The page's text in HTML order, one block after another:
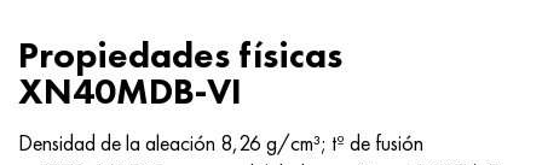
Propiedades físicas
XN40MDB-VI
Densidad de la aleación 8,26 g/cm³; tº de fusión